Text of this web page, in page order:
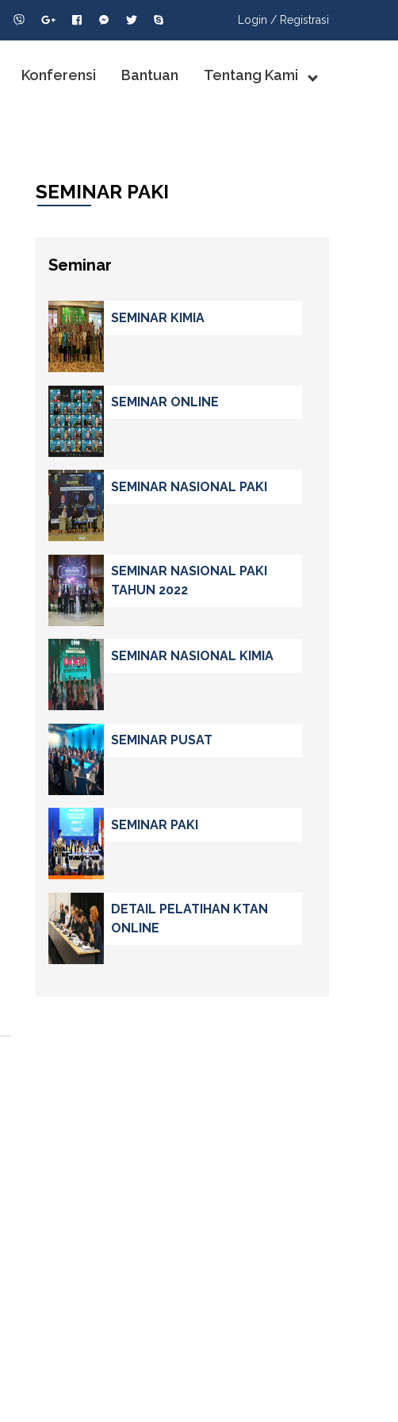
Login / Registrasi
Konferensi Bantuan Tentang Kami
SEMINAR PAKI
Seminar
SEMINAR KIMIA
SEMINAR ONLINE
SEMINAR NASIONAL PAKI
SEMINAR NASIONAL PAKI
TAHUN 2022
SEMINAR NASIONAL KIMIA
SEMINAR PUSAT
SEMINAR PAKI
DETAIL PELATIHAN KTAN
ONLINE